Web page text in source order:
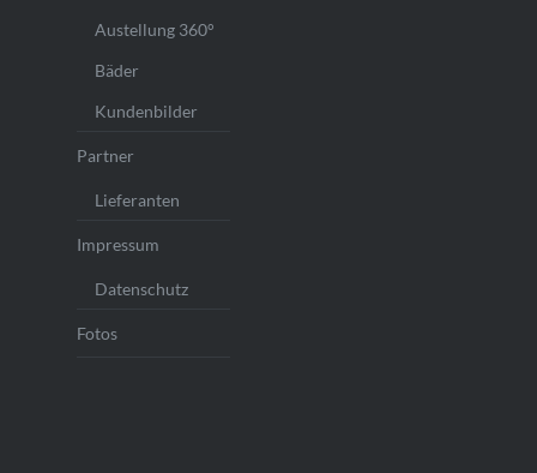
Austellung 360°
Bäder
Kundenbilder
Partner
Lieferanten
Impressum
Datenschutz
Fotos